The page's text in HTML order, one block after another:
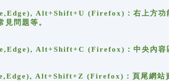
Alt+Shift+U (Firefox)：右上方功能
見問題等。
Alt+Shift+C (Firefox)：中央內容區
Alt+Shift+Z (Firefox)：頁尾網站